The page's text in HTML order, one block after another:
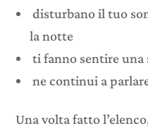
disturbano il tuo
la notte
ti fanno sentire
ne continui a
Una volta fatto